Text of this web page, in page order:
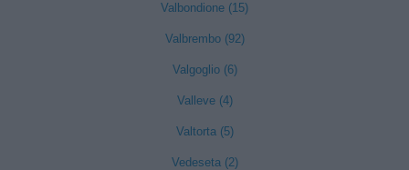
Valbondione (15)
Valbrembo (92)
Valgoglio (6)
Valleve (4)
Valtorta (5)
Vedeseta (2)